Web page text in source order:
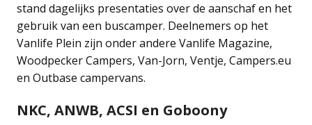
stand dagelijks presentaties over de aanschaf en het
gebruik van een buscamper. Deelnemers op het
Vanlife Plein zijn onder andere Vanlife Magazine,
Woodpecker Campers, Van-Jorn, Ventje, Campers.eu
en Outbase campervans.
NKC, ANWB, ACSI en Goboony